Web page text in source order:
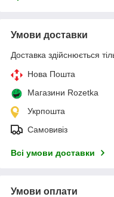
Умови доставки
Доставка здійснюється
Нова Пошта
Магазини Rozetka
Укрпошта
Самовивіз
Всі умови доставки
Умови оплати